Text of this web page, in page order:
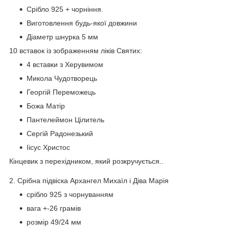
Срібло 925 + чорніння.
Виготовлення будь-якої довжини
Діаметр шнурка 5 мм
10 вставок із зображенням ліків Святих:
4 вставки з Херувимом
Микола Чудотворець
Георгій Переможець
Божа Матір
Пантелеймон Цілитель
Сергій Радонезький
Іісус Христос
Кінцевик з перехідником, який розкручується..
2️. Срібна підвіска Архангел Михаїл і Діва Марія
срібло 925 з чорнуванням
вага +-26 грамів
розмір 49/24 мм